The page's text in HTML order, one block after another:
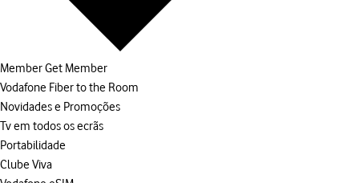
Member Get Member
Vodafone Fiber to the Room
Novidades e Promoções
Tv em todos os ecrãs
Portabilidade
Clube Viva